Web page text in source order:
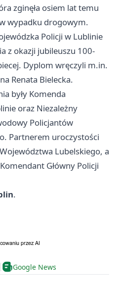
zginęła osiem lat temu
w wypadku drogowym.
Policji w Lublinie
z okazji jubileuszu 100-
Dyplom wręczyli m.in.
Renata Bielecka.
były Komenda
oraz Niezależny
Policjantów
Partnerem uroczystości
Lubelskiego, a
Główny Policji
.
Google News